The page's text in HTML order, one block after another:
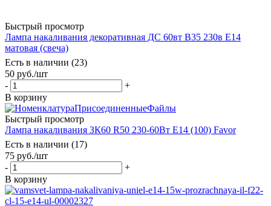
Быстрый просмотр
Лампа накаливания декоративная ДС 60вт B35 230в Е14
матовая (свеча)
Есть в наличии (23)
50 руб./шт
-
+
В корзину
Быстрый просмотр
Лампа накаливания ЗК60 R50 230-60Вт E14 (100) Favor
Есть в наличии (17)
75 руб./шт
-
+
В корзину